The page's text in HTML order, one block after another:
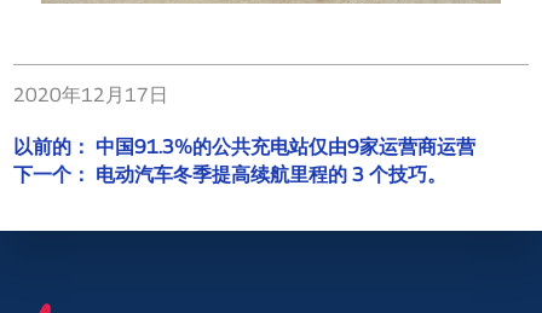
2020年12月17日
以前的： 中国91.3%的公共充电站仅由9家运营商运营
下一个： 电动汽车冬季提高续航里程的 3 个技巧。